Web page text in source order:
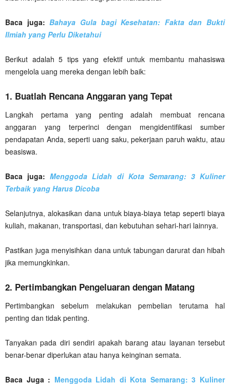
Baca juga:Bahaya Gula bagi Kesehatan: Fakta dan Bukti
Ilmiah yang Perlu Diketahui
Berikut adalah 5 tips yang efektif untuk membantu mahasiswa
mengelola uang mereka dengan lebih baik:
1. Buatlah Rencana Anggaran yang Tepat
Langkah pertama yang penting adalah membuat rencana
anggaran yang terperinci dengan mengidentifikasi sumber
pendapatan Anda, seperti uang saku, pekerjaan paruh waktu, atau
beasiswa.
Baca juga:Menggoda Lidah di Kota Semarang: 3 Kuliner
Terbaik yang Harus Dicoba
Selanjutnya, alokasikan dana untuk biaya-biaya tetap seperti biaya
kuliah, makanan, transportasi, dan kebutuhan sehari-hari lainnya.
Pastikan juga menyisihkan dana untuk tabungan darurat dan hibah
jika memungkinkan.
2. Pertimbangkan Pengeluaran dengan Matang
Pertimbangkan sebelum melakukan pembelian terutama hal
penting dan tidak penting.
Tanyakan pada diri sendiri apakah barang atau layanan tersebut
benar-benar diperlukan atau hanya keinginan semata.
Baca Juga : Menggoda Lidah di Kota Semarang: 3 Kuliner